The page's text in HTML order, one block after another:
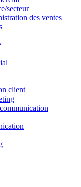
secteur
des ventes
client